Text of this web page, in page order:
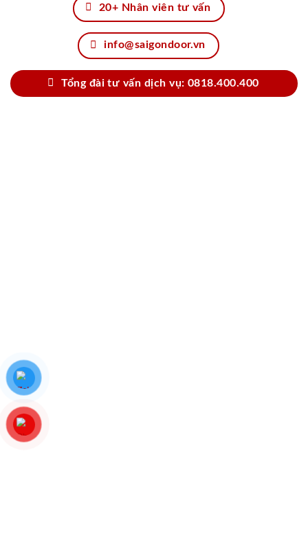
20+ Nhân viên tư vấn
info@saigondoor.vn
Tổng đài tư vấn dịch vụ: 0818.400.400